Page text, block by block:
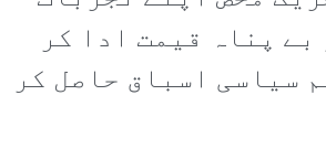
پناہ قیمت ادا کر
سیاسی اسباق حاصل کر